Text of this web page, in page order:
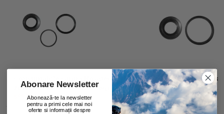
Joyetech D142Sbt - Set, Negru
lei
Consumabile Guma
Joyetech D292Sb -
500 lei
Abonare Newsletter
Abonează-te la newsletter
pentru a primi cele mai noi
oferte si informații despre